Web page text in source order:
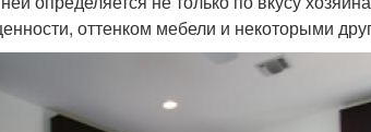
оттенком мебели и некоторыми